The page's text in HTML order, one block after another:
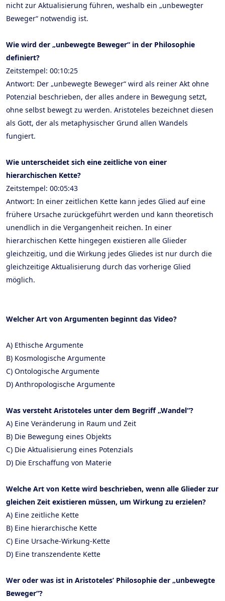
nicht zur Aktualisierung führen, weshalb ein „unbewegter
Beweger“ notwendig ist.
Wie wird der „unbewegte Beweger“ in der Philosophie
definiert?
Zeitstempel: 00:10:25
Antwort: Der „unbewegte Beweger“ wird als reiner Akt ohne
Potenzial beschrieben, der alles andere in Bewegung setzt,
ohne selbst bewegt zu werden. Aristoteles bezeichnet diesen
als Gott, der als metaphysischer Grund allen Wandels
fungiert.
Wie unterscheidet sich eine zeitliche von einer
hierarchischen Kette?
Zeitstempel: 00:05:43
Antwort: In einer zeitlichen Kette kann jedes Glied auf eine
frühere Ursache zurückgeführt werden und kann theoretisch
unendlich in die Vergangenheit reichen. In einer
hierarchischen Kette hingegen existieren alle Glieder
gleichzeitig, und die Wirkung jedes Gliedes ist nur durch die
gleichzeitige Aktualisierung durch das vorherige Glied
möglich.
Welcher Art von Argumenten beginnt das Video?
A) Ethische Argumente
B) Kosmologische Argumente
C) Ontologische Argumente
D) Anthropologische Argumente
Was versteht Aristoteles unter dem Begriff „Wandel“?
A) Eine Veränderung in Raum und Zeit
B) Die Bewegung eines Objekts
C) Die Aktualisierung eines Potenzials
D) Die Erschaffung von Materie
Welche Art von Kette wird beschrieben, wenn alle Glieder zur
gleichen Zeit existieren müssen, um Wirkung zu erzielen?
A) Eine zeitliche Kette
B) Eine hierarchische Kette
C) Eine Ursache-Wirkung-Kette
D) Eine transzendente Kette
Wer oder was ist in Aristoteles’ Philosophie der „unbewegte
Beweger“?